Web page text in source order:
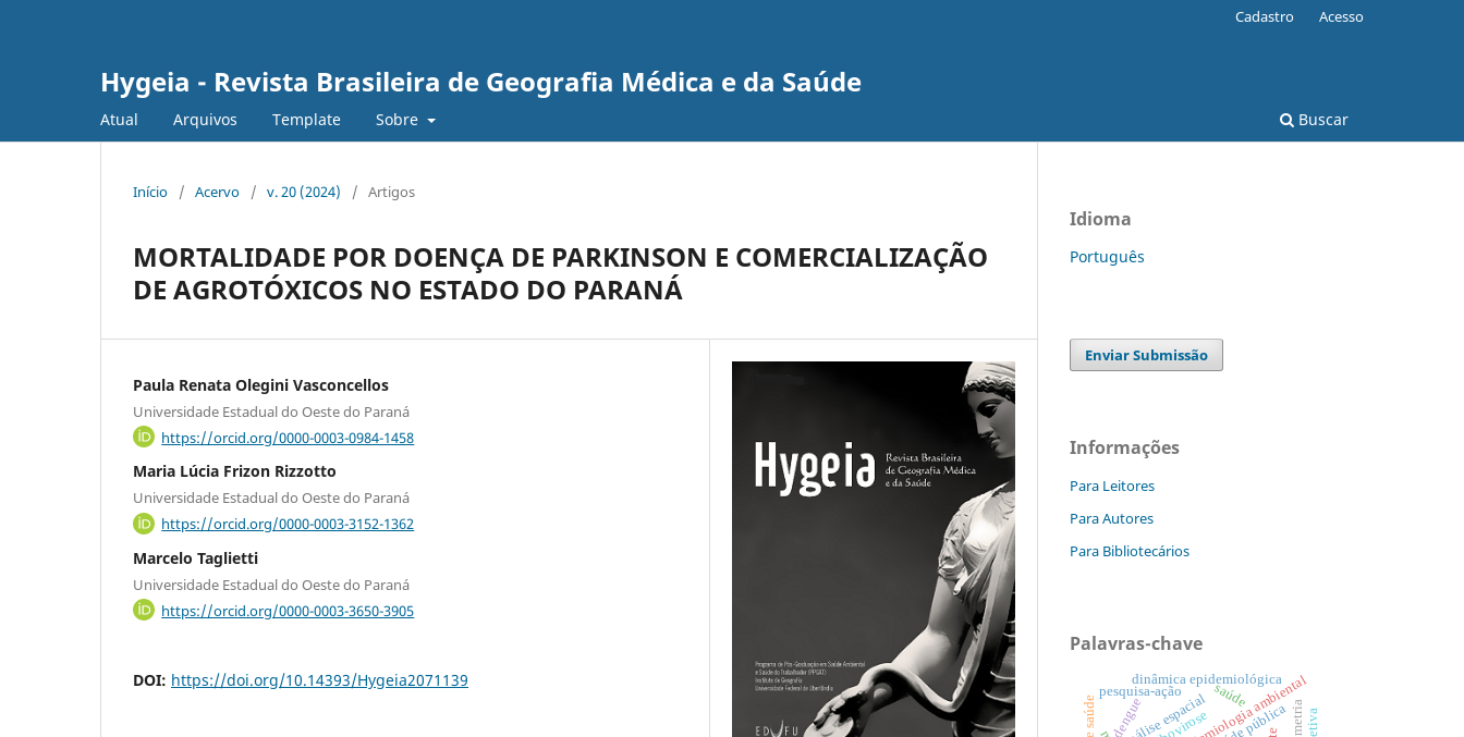
Hygeia - Revista Brasileira de Geografia Médica e da Saúde
Atual Arquivos Template Sobre Buscar
Cadastro Acesso
Início / Acervo / v. 20 (2024) / Artigos
MORTALIDADE POR DOENÇA DE PARKINSON E COMERCIALIZAÇÃO
DE AGROTÓXICOS NO ESTADO DO PARANÁ
Paula Renata Olegini Vasconcellos
Universidade Estadual do Oeste do Paraná
https://orcid.org/0000-0003-0984-1458
Maria Lúcia Frizon Rizzotto
Universidade Estadual do Oeste do Paraná
https://orcid.org/0000-0003-3152-1362
Marcelo Taglietti
Universidade Estadual do Oeste do Paraná
https://orcid.org/0000-0003-3650-3905
DOI: https://doi.org/10.14393/Hygeia2071139
Idioma
Português
Enviar Submissão
Informações
Para Leitores
Para Autores
Para Bibliotecários
Palavras-chave
epidemiologia ambiental
análise espacial
dinâmica epidemiológica
dengue
pesquisa-ação saúde